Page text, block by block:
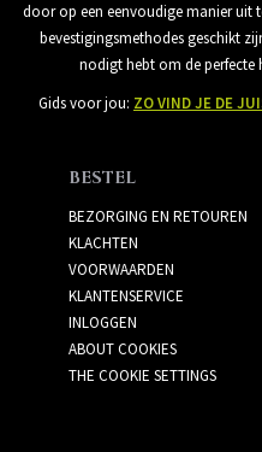
door op een eenvoudige manier uit
bevestigingsmethodes geschikt
nodigt hebt om de perfecte
Gids voor jou: ZO VIND JE DE
BESTEL
BEZORGING EN RETOUREN
KLACHTEN
VOORWAARDEN
KLANTENSERVICE
INLOGGEN
ABOUT COOKIES
THE COOKIE SETTINGS